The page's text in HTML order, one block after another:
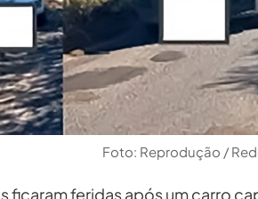
Foto: Reprodução /
ficaram feridas após um carro